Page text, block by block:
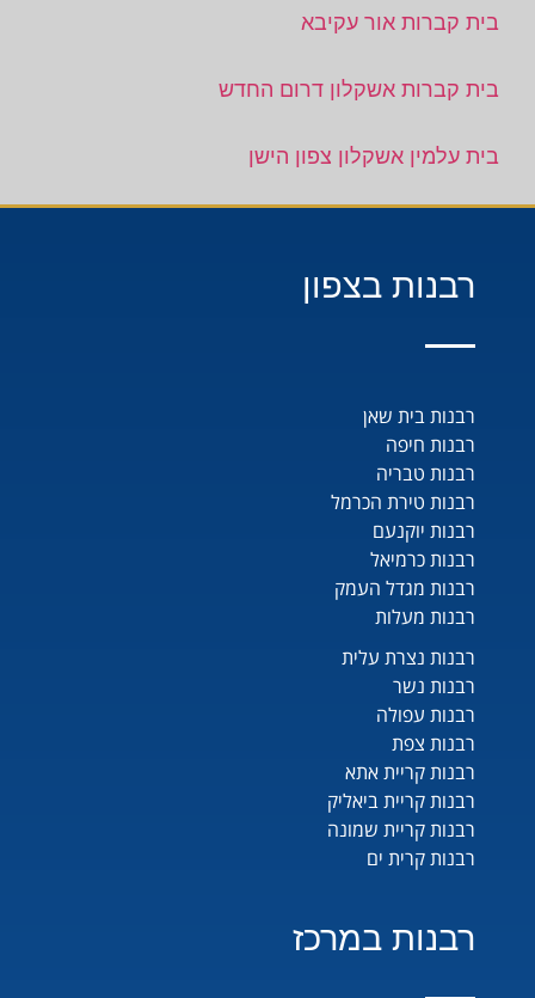
בית קברות אור עקיבא
בית קברות אשקלון דרום החדש
בית עלמין אשקלון צפון הישן
רבנות בצפון
רבנות בית שאן
רבנות חיפה
רבנות טבריה
רבנות טירת הכרמל
רבנות יוקנעם
רבנות כרמיאל
רבנות מגדל העמק
רבנות מעלות
רבנות נצרת עלית
רבנות נשר
רבנות עפולה
רבנות צפת
רבנות קריית אתא
רבנות קריית ביאליק
רבנות קריית שמונה
רבנות קרית ים
רבנות במרכז